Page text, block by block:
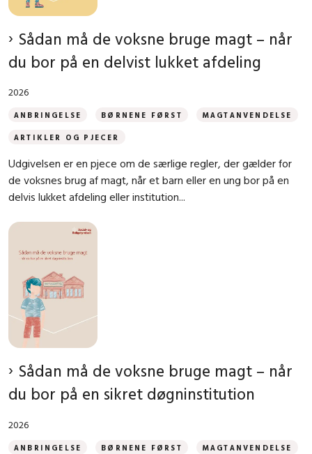
Sådan må de voksne bruge magt – når
du bor på en delvist lukket afdeling
2026
ANBRINGELSE BØRNENE FØRST MAGTANVENDELSE
ARTIKLER OG PJECER
Udgivelsen er en pjece om de særlige regler, der gælder for
de voksnes brug af magt, når et barn eller en ung bor på en
delvis lukket afdeling eller institution...
Sådan må de voksne bruge magt – når
du bor på en sikret døgninstitution
2026
ANBRINGELSE BØRNENE FØRST MAGTANVENDELSE